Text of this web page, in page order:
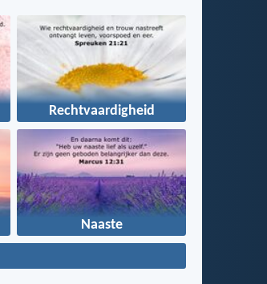
Rechtvaardigheid
Naaste